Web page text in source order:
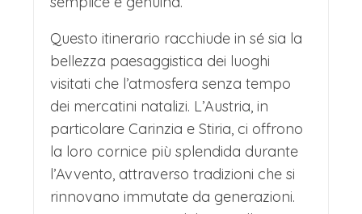
Questo itinerario racchiude in sé sia la
bellezza paesaggistica dei luoghi
visitati che l’atmosfera senza tempo
dei mercatini natalizi. L’Austria, in
particolare Carinzia e Stiria, ci offrono
la loro cornice più splendida durante
l’Avvento, attraverso tradizioni che si
rinnovano immutate da generazioni.